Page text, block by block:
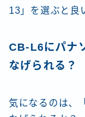
13」を選ぶと良
CB-L6にパナ
なげられる？
気になるのは、